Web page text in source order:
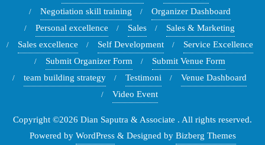
Negotiation skill training
Organizer Dashboard
Personal excellence
Sales
Sales & Marketing
Sales excellence
Self Development
Service Excellence
Submit Organizer Form
Submit Venue Form
team building strategy
Testimoni
Venue Dashboard
Video Event
Copyright ©2026 Dian Saputra & Associate . All rights reserved.
Powered by WordPress & Designed by Bizberg Themes